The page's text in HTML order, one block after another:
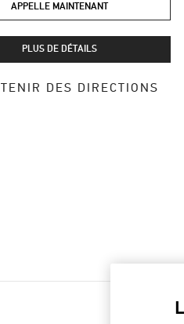
APPELLE MAINTENANT
PLUS DE DÉTAILS
DES DIRECTIONS